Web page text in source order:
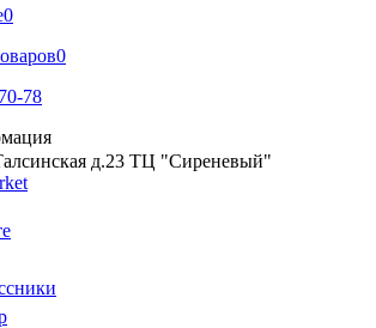
0
0
78
д.23 ТЦ "Сиреневый"